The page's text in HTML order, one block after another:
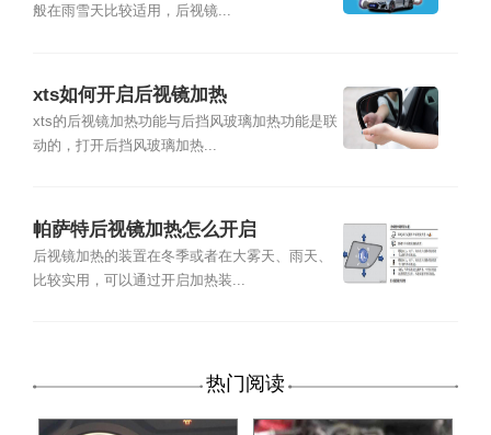
般在雨雪天比较适用，后视镜...
xts如何开启后视镜加热
xts的后视镜加热功能与后挡风玻璃加热功能是联
动的，打开后挡风玻璃加热...
帕萨特后视镜加热怎么开启
后视镜加热的装置在冬季或者在大雾天、雨天、
比较实用，可以通过开启加热装...
热门阅读